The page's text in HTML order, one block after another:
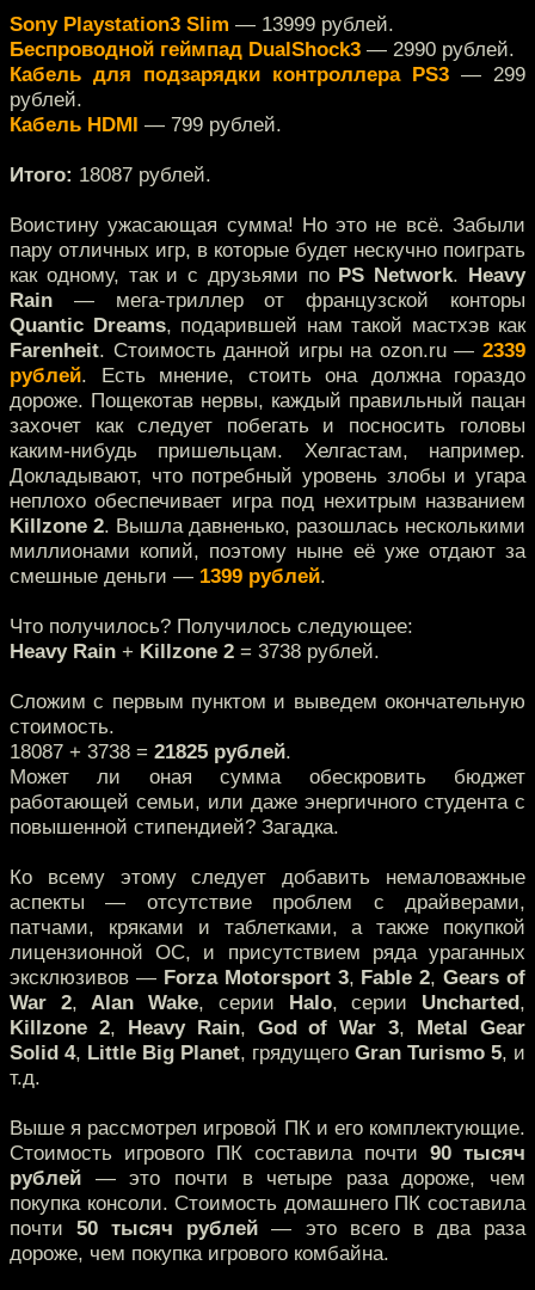
Sony Playstation3 Slim — 13999 рублей.
Беспроводной геймпад DualShock3 — 2990 рублей.
Кабель для подзарядки контроллера PS3 — 299
рублей.
Кабель HDMI — 799 рублей.
Итого: 18087 рублей.
Воистину ужасающая сумма! Но это не всё. Забыли
пару отличных игр, в которые будет нескучно поиграть
как одному, так и с друзьями по PS Network. Heavy
Rain — мега-триллер от французской конторы
Quantic Dreams, подарившей нам такой мастхэв как
Farenheit. Стоимость данной игры на ozon.ru — 2339
рублей. Есть мнение, стоить она должна гораздо
дороже. Пощекотав нервы, каждый правильный пацан
захочет как следует побегать и посносить головы
каким-нибудь пришельцам. Хелгастам, например.
Докладывают, что потребный уровень злобы и угара
неплохо обеспечивает игра под нехитрым названием
Killzone 2. Вышла давненько, разошлась несколькими
миллионами копий, поэтому ныне её уже отдают за
смешные деньги — 1399 рублей.
Что получилось? Получилось следующее:
Heavy Rain + Killzone 2 = 3738 рублей.
Сложим с первым пунктом и выведем окончательную
стоимость.
18087 + 3738 = 21825 рублей.
Может ли оная сумма обескровить бюджет
работающей семьи, или даже энергичного студента с
повышенной стипендией? Загадка.
Ко всему этому следует добавить немаловажные
аспекты — отсутствие проблем с драйверами,
патчами, кряками и таблетками, а также покупкой
лицензионной ОС, и присутствием ряда ураганных
эксклюзивов — Forza Motorsport 3, Fable 2,Gears of
War 2,Alan Wake, серии Halo, серии Uncharted,
Killzone 2, Heavy Rain, God of War 3, Metal Gear
Solid 4, Little Big Planet, грядущего Gran Turismo 5, и
т.д.
Выше я рассмотрел игровой ПК и его комплектующие.
Стоимость игрового ПК составила почти 90 тысяч
рублей — это почти в четыре раза дороже, чем
покупка консоли. Стоимость домашнего ПК составила
почти50 тысяч рублей — это всего в два раза
дороже, чем покупка игрового комбайна.